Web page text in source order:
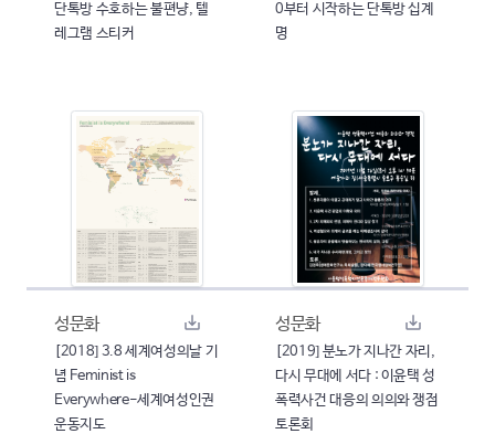
단톡방 수호하는 불편냥, 텔
레그램 스티커
0부터 시작하는 단톡방 십계
명
성문화
[2018] 3.8 세계여성의날 기
념 Feminist is
Everywhere-세계여성인권
운동지도
성문화
[2019] 분노가 지나간 자리,
다시 무대에 서다 : 이윤택 성
폭력사건 대응의 의의와 쟁점
토론회